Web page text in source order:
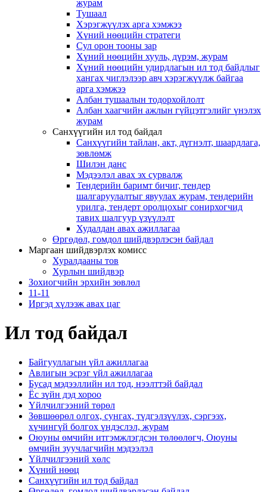
журам
Тушаал
Хэрэгжүүлэх арга хэмжээ
Хүний нөөцийн стратеги
Сул орон тооны зар
Хүний нөөцийн хууль, дүрэм, журам
Хүний нөөцийн удирдлагын ил тод байдлыг
хангах чиглэлээр авч хэрэгжүүлж байгаа
арга хэмжээ
Албан тушаалын тодорхойлолт
Албан хаагчийн ажлын гүйцэтгэлийг үнэлэх
журам
Санхүүгийн ил тод байдал
Санхүүгийн тайлан, акт, дүгнэлт, шаардлага,
зөвлөмж
Шилэн данс
Мэдээлэл авах эх сурвалж
Тендерийн баримт бичиг, тендер
шалгаруулалтыг явуулах журам, тендерийн
урилга, тендерт оролцохыг сонирхогчид
тавих шалгуур үзүүлэлт
Худалдан авах ажиллагаа
Өргөдөл, гомдол шийдвэрлэсэн байдал
Маргаан шийдвэрлэх комисс
Хуралдааны тов
Хурлын шийдвэр
Зохиогчийн эрхийн зөвлөл
11-11
Иргэд хүлээж авах цаг
Ил тод байдал
Байгууллагын үйл ажиллагаа
Авлигын эсрэг үйл ажиллагаа
Бусад мэдээллийн ил тод, нээлттэй байдал
Ёс зүйн дэд хороо
Үйлчилгээний төрөл
Зөвшөөрөл олгох, сунгах, түдгэлзүүлэх, сэргээх,
хүчингүй болгох үндэслэл, журам
Оюуны өмчийн итгэмжлэгдсэн төлөөлөгч, Оюуны
өмчийн зуучлагчийн мэдээлэл
Үйлчилгээний хөлс
Хүний нөөц
Санхүүгийн ил тод байдал